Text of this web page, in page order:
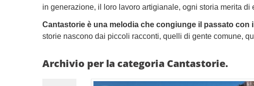
in generazione, il loro lavoro artigianale, ogni storia merita di
Cantastorie è una melodia che congiunge il passato con
storie nascono dai piccoli racconti, quelli di gente comune,
Archivio per la categoria Cantastorie.